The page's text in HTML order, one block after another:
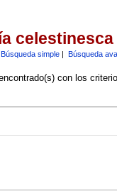
celestinesca
Búsqueda simple| Búsqueda
con los